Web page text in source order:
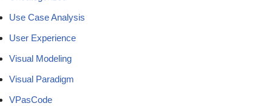
Use Case Analysis
User Experience
Visual Modeling
Visual Paradigm
VPasCode